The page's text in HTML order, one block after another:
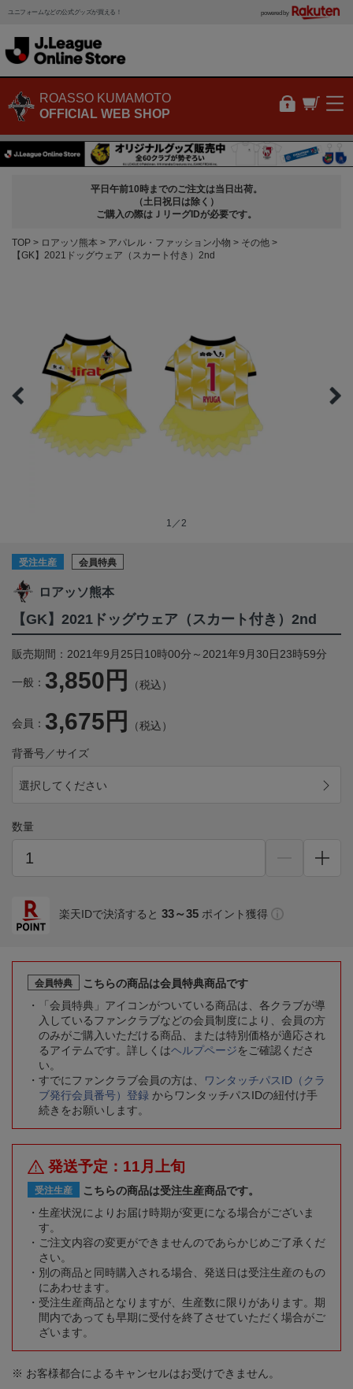
ユニフォームなどの公式グッズが買える！ powered by
ROASSO KUMAMOTO
OFFICIAL WEB SHOP
平日午前10時までのご注文は当日出荷。
（土日祝日は除く）
ご購入の際はＪリーグIDが必要です。
TOP ロアッソ熊本 アパレル・ファッション小物
その他
【GK】2021ドッグウェア（スカート付き）2nd
1／2
受注生産 会員特典
ロアッソ熊本
【GK】2021ドッグウェア（スカート付き）2nd
販売期間：2021年9月25日10時00分～2021年9月30日23時59分
一般： 3,850円 （税込）
会員： 3,675円 （税込）
背番号／サイズ
選択してください
数量
楽天IDで決済すると 33～35 ポイント獲得
会員特典
こちらの商品は会員特典商品です
「会員特典」アイコンがついている商品は、各クラブが導
入しているファンクラブなどの会員制度により、会員の方
のみがご購入いただける商品、または特別価格が適応され
るアイテムです。詳しくはヘルプページをご確認くださ
い。
すでにファンクラブ会員の方は、
ワンタッチパスID（クラ
ブ発行会員番号）登録 からワンタッチパスIDの紐付け手
続きをお願いします。
発送予定：11月上旬
受注生産
こちらの商品は受注生産商品です。
生産状況によりお届け時期が変更になる場合がございま
す。
ご注文内容の変更ができませんのであらかじめご了承くだ
さい。
別の商品と同時購入される場合、発送日は受注生産のもの
にあわせます。
受注生産商品となりますが、生産数に限りがあります。期
間内であっても早期に受付を終了させていただく場合がご
ざいます。
※ お客様都合によるキャンセルはお受けできません。